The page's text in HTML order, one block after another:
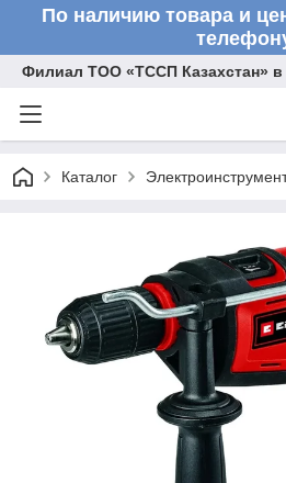
По наличию товара и
Филиал ТОО «ТССП Казахстан» в
Каталог